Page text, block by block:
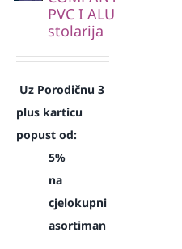
PVC I ALU
stolarija
Uz Porodičnu 3
plus karticu
popust od:
5%
na
cjelokupni
asortiman